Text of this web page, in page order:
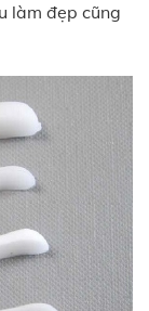
làm đẹp cũng